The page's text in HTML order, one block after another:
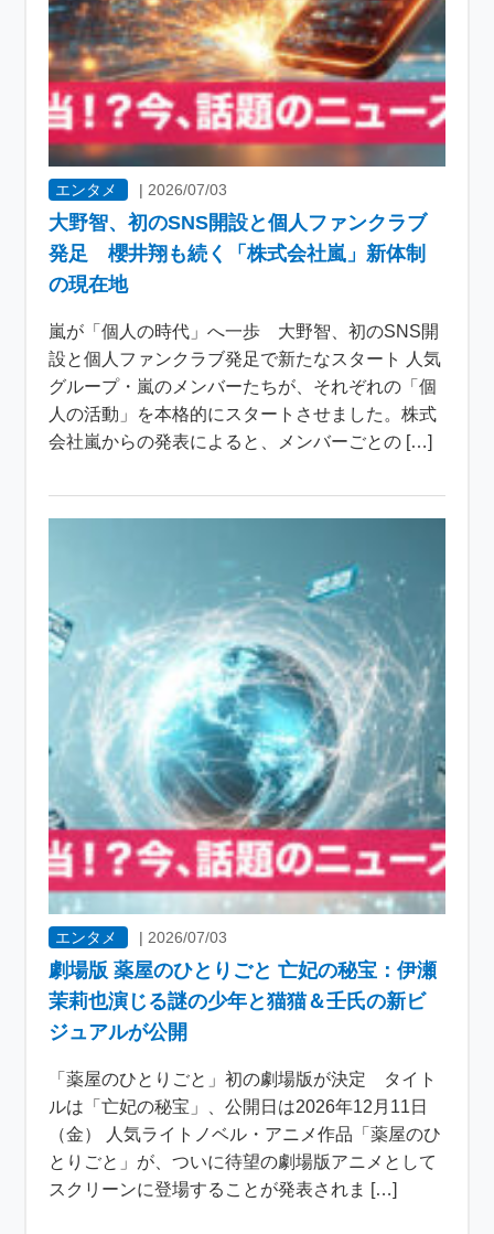
エンタメ |2026/07/03
大野智、初のSNS開設と個人ファンクラブ
発足 櫻井翔も続く「株式会社嵐」新体制
の現在地
嵐が「個人の時代」へ一歩 大野智、初のSNS開
設と個人ファンクラブ発足で新たなスタート 人気
グループ・嵐のメンバーたちが、それぞれの「個
人の活動」を本格的にスタートさせました。株式
会社嵐からの発表によると、メンバーごとの […]
エンタメ |2026/07/03
劇場版 薬屋のひとりごと 亡妃の秘宝：伊瀬
茉莉也演じる謎の少年と猫猫＆壬氏の新ビ
ジュアルが公開
「薬屋のひとりごと」初の劇場版が決定 タイト
ルは「亡妃の秘宝」、公開日は2026年12月11日
（金） 人気ライトノベル・アニメ作品「薬屋のひ
とりごと」が、ついに待望の劇場版アニメとして
スクリーンに登場することが発表されま […]